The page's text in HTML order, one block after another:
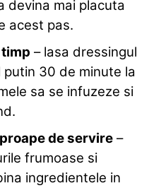
devina mai placuta
acest pas.
– lasa dressingul
30 de minute la
sa se infuzeze si
de servire –
frumoase si
ingredientele in